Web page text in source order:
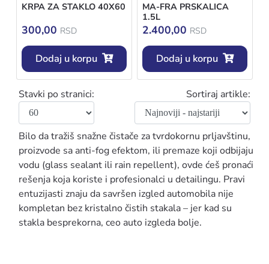
KRPA ZA STAKLO 40X60
300,00 RSD
Dodaj u korpu
MA-FRA PRSKALICA
1.5L
2.400,00 RSD
Dodaj u korpu
Stavki po stranici: Sortiraj artikle:
Bilo da tražiš snažne čistače za tvrdokornu prljavštinu,
proizvode sa anti-fog efektom, ili premaze koji odbijaju
vodu (glass sealant ili rain repellent), ovde ćeš pronaći
rešenja koja koriste i profesionalci u detailingu. Pravi
entuzijasti znaju da savršen izgled automobila nije
kompletan bez kristalno čistih stakala – jer kad su
stakla besprekorna, ceo auto izgleda bolje.